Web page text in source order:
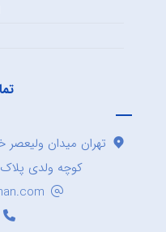
تهران میدان ولیعصر
کوچه ولدی پلاک ۳۹ ساختمان کریم خان